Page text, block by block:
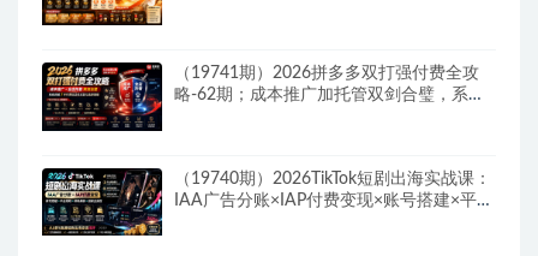
（19741期）2026拼多多双打强付费全攻
略-62期；成本推广加托管双剑合璧，系统
（19740期）2026TikTok短剧出海实战课：
IAA广告分账×IAP付费变现×账号搭建×平台